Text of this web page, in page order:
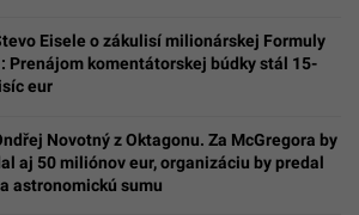
Eisele o zákulisí milionárskej Formuly
Prenájom komentátorskej búdky stál 15-
eur
Novotný z Oktagonu. Za McGregora by
aj 50 miliónov eur, organizáciu by predal
astronomickú sumu